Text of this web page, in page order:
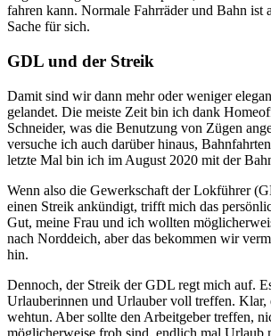
fahren kann. Normale Fahrräder und Bahn ist
Sache für sich.
GDL und der Streik
Damit sind wir dann mehr oder weniger
gelandet. Die meiste Zeit bin ich dank
Schneider, was die Benutzung von Zügen
versuche ich auch darüber hinaus,
letzte Mal bin ich im August 2020 mit der
Wenn also die Gewerkschaft der Lokführer
einen Streik ankündigt, trifft mich das
Gut, meine Frau und ich wollten
nach Norddeich, aber das bekommen wir
hin.
Dennoch, der Streik der GDL regt mich auf.
Urlauberinnen und Urlauber voll treffen. Klar,
wehtun. Aber sollte den Arbeitgeber treffen,
möglicherweise froh sind, endlich mal Urlaub